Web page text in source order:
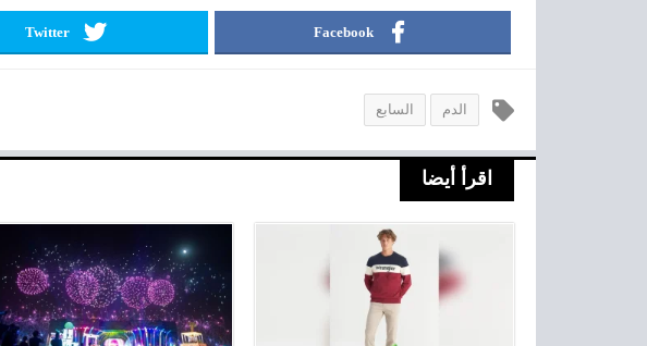
Facebook
Twitter
الدم السابع
اقرأ أيضا